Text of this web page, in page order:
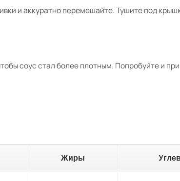
и аккуратно перемешайте. Тушите под
соус стал более плотным. Попробуйте и
Жиры